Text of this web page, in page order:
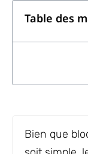
Table des
Bien que